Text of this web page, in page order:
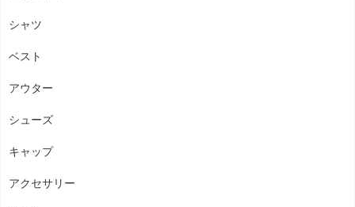
シャツ
ベスト
アウター
シューズ
キャップ
アクセサリー